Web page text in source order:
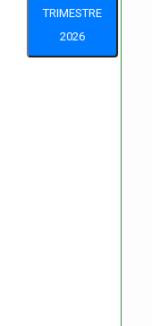
TRIMESTRE
2026